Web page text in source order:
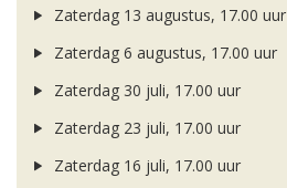
Zaterdag 13 augustus, 17.00 uur
Zaterdag 6 augustus, 17.00 uur
Zaterdag 30 juli, 17.00 uur
Zaterdag 23 juli, 17.00 uur
Zaterdag 16 juli, 17.00 uur